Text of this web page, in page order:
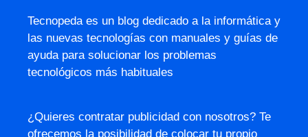
Tecnopeda es un blog dedicado a la informática y
las nuevas tecnologías con manuales y guías de
ayuda para solucionar los problemas
tecnológicos más habituales
¿Quieres contratar publicidad con nosotros? Te
ofrecemos la posibilidad de colocar tu propio